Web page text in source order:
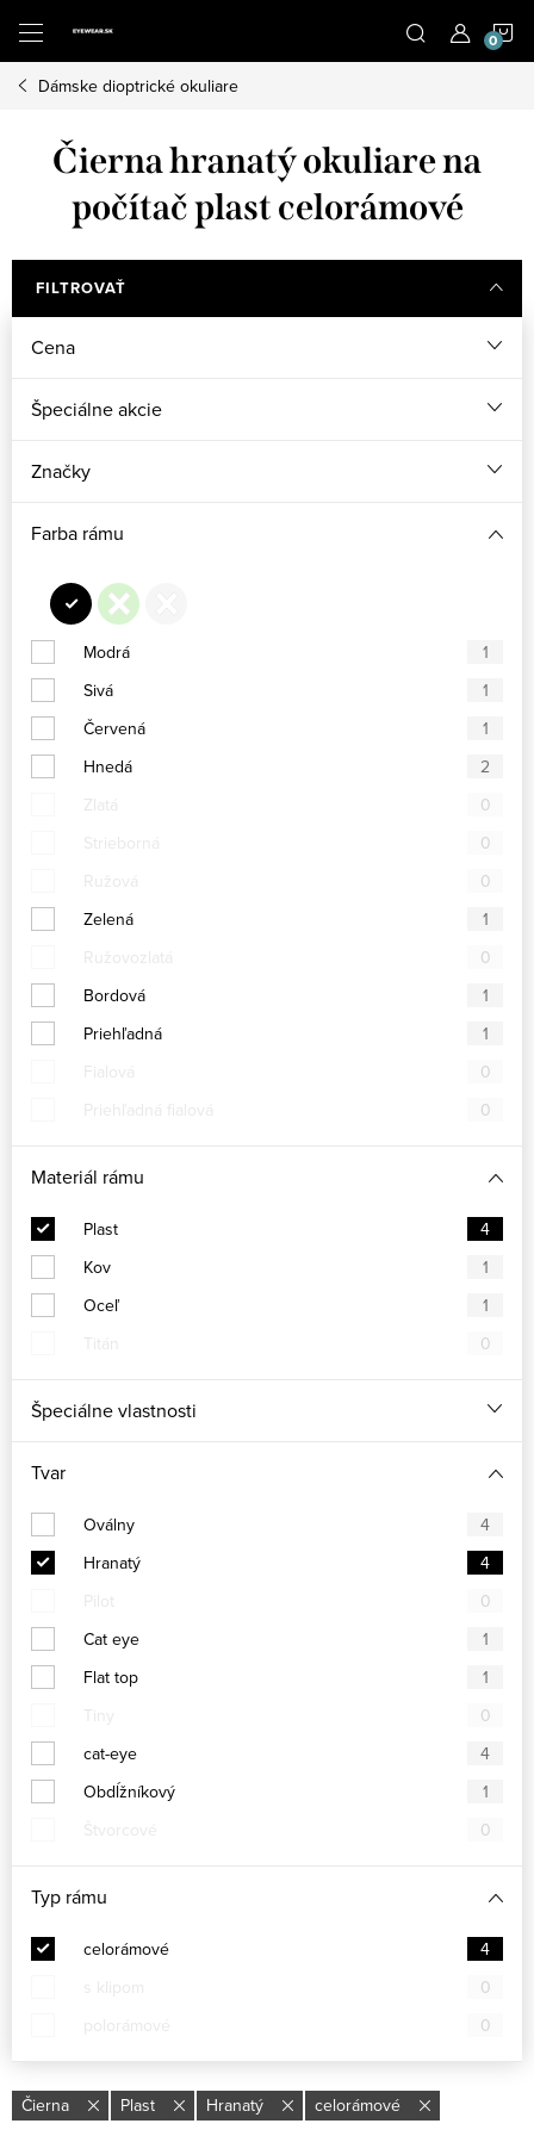
obsah
Dámske dioptrické okuliare
Čierna hranatý okuliare na
počítač plast celorámové
FILTROVAŤ
Cena
Špeciálne akcie
Značky
Farba rámu
Modrá
1
Sivá
1
Červená
1
Hnedá
2
Zlatá
0
Strieborná
0
Ružová
0
Zelená
1
Ružovozlatá
0
Bordová
1
Priehľadná
1
Fialová
0
Priehľadná fialová
0
Materiál rámu
Plast
4
Kov
1
Oceľ
1
Titán
0
Špeciálne vlastnosti
Tvar
Oválny
4
Hranatý
4
Pilot
0
Cat eye
1
Flat top
1
Tiny
0
cat-eye
4
Obdĺžníkový
1
Štvorcové
0
Typ rámu
celorámové
4
0
polorámové
0
Čierna Plast Hranatý
celorámové